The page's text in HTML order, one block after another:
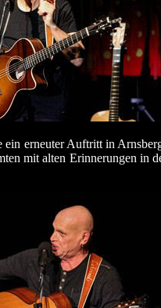
ein erneuter Auftritt in
mit alten Erinnerungen in